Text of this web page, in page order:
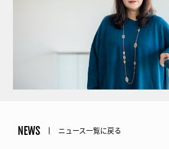
NEWS ニュース一覧に戻る